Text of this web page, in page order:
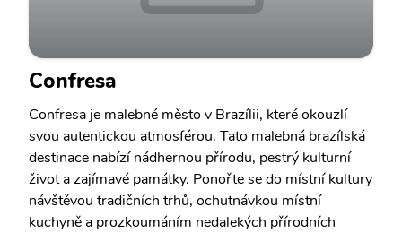
Confresa
Confresa je malebné město v Brazílii, které okouzlí
svou autentickou atmosférou. Tato malebná brazílská
destinace nabízí nádhernou přírodu, pestrý kulturní
život a zajímavé památky. Ponořte se do místní kultury
návštěvou tradičních trhů, ochutnávkou místní
kuchyně a prozkoumáním nedalekých přírodních